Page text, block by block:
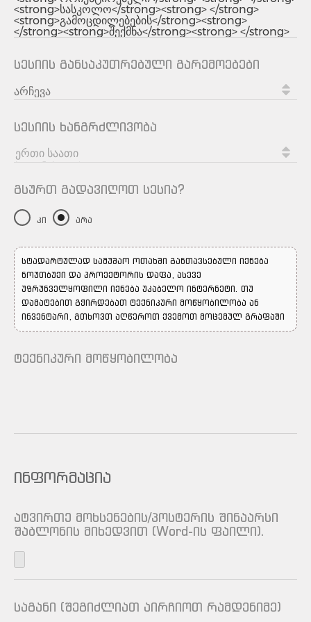
სესიის განსაკუთრებული გარემოებები
სესიის ხანგრძლივობა
გსურთ გადავიღოთ სესია?
კი არა
სტადარტულად სამუშაო ოთახში განთავსებული იქნება
ნოუთბუქი და პროექტორის დაფა, ასევე
უზრუნველყოფილი იქნება უკაბელო ინტერნეტი. თუ
დამატებით გჭირდებათ ტექნიკური მოწყობილობა ან
ინვენტარი, გთხოვთ აღწეროთ ქვემოთ მოცემულ გრაფაში
ტექნიკური მოწყობილობა
ინფორმაცია
ატვირთე მოხსენების/პოსტერის შინაარსი
შაბლონის მიხედვით (Word-ის ფაილი).
საგანი (შეგიძლიათ აირჩიოთ რამდენიმე)